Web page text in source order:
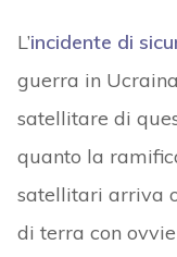
L’incidente di
guerra in
satellitare di
quanto la
satellitari arriva
di terra con